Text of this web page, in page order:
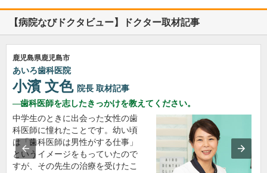
【病院なびドクタビュー】ドクター取材記事
鹿児島県鹿児島市
あいろ歯科医院
小濱 文色 院長 取材記事
歯科医師を志したきっかけを教えてください。
中学生のときに出会った女性の歯
科医師に憧れたことです。幼い頃
は「歯科医師は男性がする仕事」
というイメージをもっていたので
すが、その先生の治療を受けたこ